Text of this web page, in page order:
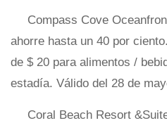
Compass Cove
ahorre hasta un 40 por
de $ 20 para alimentos /
estadía. Válido del 28 de
Coral Beach Resort